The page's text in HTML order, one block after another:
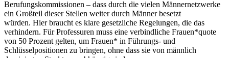
Berufungskommissionen – dass durch die vielen Männernetzwerke
ein Großteil dieser Stellen weiter durch Männer besetzt
würden. Hier braucht es klare gesetzliche Regelungen, die das
verhindern. Für Professuren muss eine verbindliche Frauen*quote
von 50 Prozent gelten, um Frauen* in Führungs- und
Schlüsselpositionen zu bringen, ohne dass sie von männlich